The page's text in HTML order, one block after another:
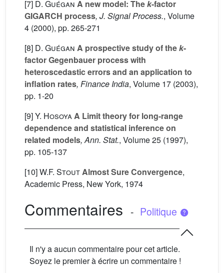
[7] D. Guégan A new model: Thek-factor
GIGARCH process, J. Signal Process., Volume
4 (2000), pp. 265-271
[8] D. Guégan A prospective study of thek-
factor Gegenbauer process with
heteroscedastic errors and an application to
inflation rates, Finance India, Volume 17 (2003),
pp. 1-20
[9]Y. HosoyaA Limit theory for long-range
dependence and statistical inference on
related models, Ann. Stat., Volume 25 (1997),
pp. 105-137
[10]W.F. StoutAlmost Sure Convergence,
Academic Press, New York, 1974
Commentaires - Politique
Il n'y a aucun commentaire pour cet article.
Soyez le premier à écrire un commentaire !